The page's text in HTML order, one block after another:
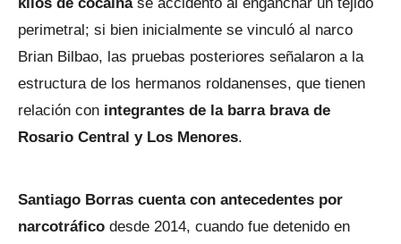
perimetral; si bien inicialmente se vinculó al narco
Brian Bilbao, las pruebas posteriores señalaron a la
estructura de los hermanos roldanenses, que tienen
relación con integrantes de la barra brava de
Rosario Central y Los Menores.
Santiago Borras cuenta con antecedentes por
narcotráfico desde 2014, cuando fue detenido en